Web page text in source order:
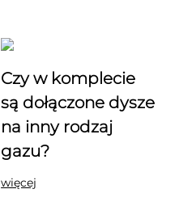
Czy w komplecie
są dołączone dysze
na inny rodzaj
gazu?
więcej